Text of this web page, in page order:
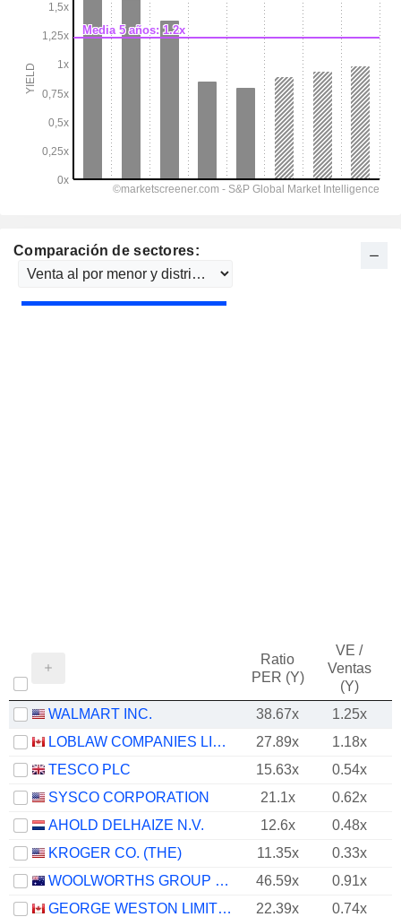
Comparación de sectores:
Ratio
PER (Y)
VE /
Ventas
(Y)
WALMART INC. 38.67x 1.25x
LOBLAW COMPANIES LIMITED
27.89x
1.18x
TESCO PLC
15.63x
0.54x
SYSCO CORPORATION
21.1x 0.62x
AHOLD DELHAIZE N.V.
12.6x
0.48x
KROGER CO. (THE)
11.35x
0.33x
WOOLWORTHS GROUP LIMITED
46.59x 0.91x
GEORGE WESTON LIMITED
22.39x
0.74x